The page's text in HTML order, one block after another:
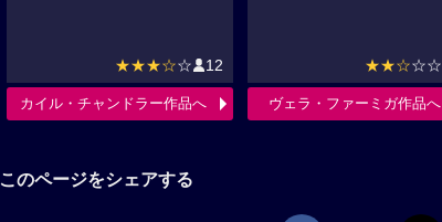
★★★☆☆ 12
カイル・チャンドラー作品へ
★★☆☆☆
ヴェラ・ファーミガ作品へ
このページをシェアする